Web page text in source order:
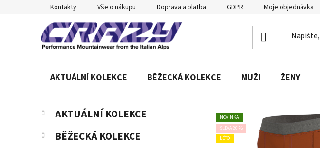
Kontakty Vše o nákupu Doprava a platba GDPR Moje objednávka
AKTUÁLNÍ KOLEKCE BĚŽECKÁ KOLEKCE MUŽI ŽENY
P
s
Přeskočit
kategorie
K
a
t
e
AKTUÁLNÍ KOLEKCE
BĚŽECKÁ KOLEKCE
NOVINKA
SLEVA 20 %
LÉTO